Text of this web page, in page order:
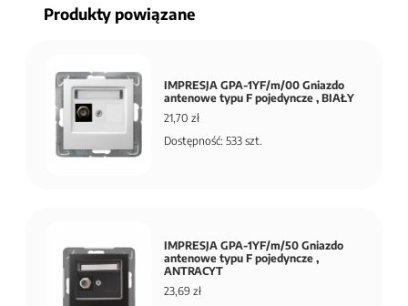
Produkty powiązane
IMPRESJA GPA-1YF/m/00 Gniazdo
antenowe typu F pojedyncze , BIAŁY
21,70 zł
Dostępność: 533 szt.
IMPRESJA GPA-1YF/m/50 Gniazdo
antenowe typu F pojedyncze ,
ANTRACYT
23,69 zł